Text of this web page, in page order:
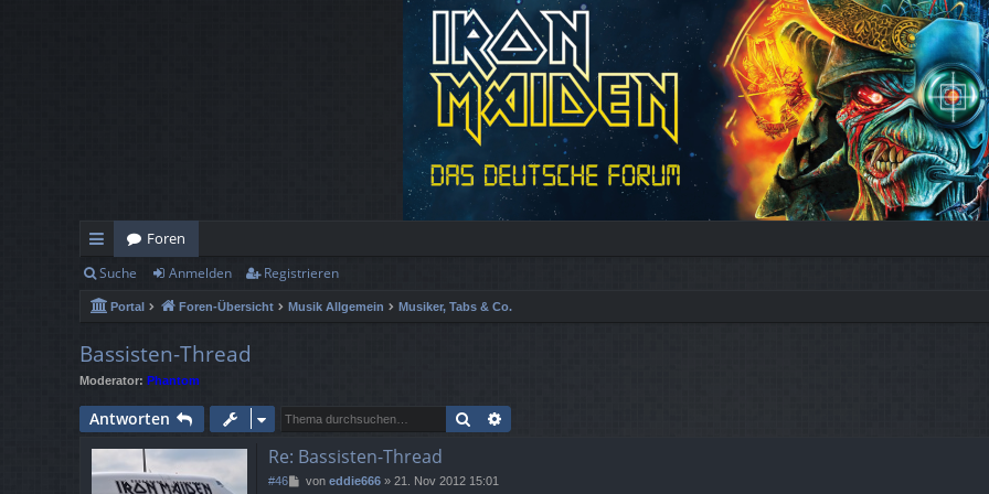
ch
ne
llz
ug
rif
Foren
Suche Anmelden Registrieren
Portal Foren-Übersicht Musik Allgemein Musiker, Tabs & Co.
Bassisten-Thread
Moderator: Phantom
Antworten Suche
Re: Bassisten-Thread
#46
Bvon eddie666» 21. Nov 2012 15:01